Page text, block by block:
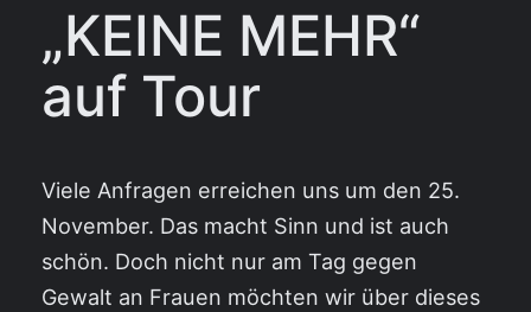
„KEINE MEHR“
auf Tour
Viele Anfragen erreichen uns um den 25.
November. Das macht Sinn und ist auch
schön. Doch nicht nur am Tag gegen
Gewalt an Frauen möchten wir über dieses